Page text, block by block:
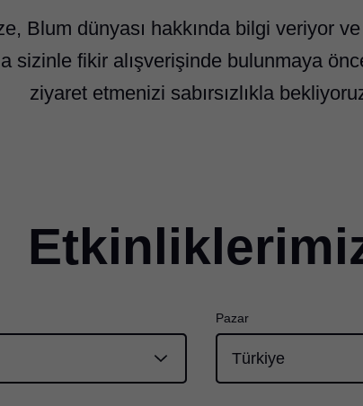
Blum dünyası hakkında bilgi veriyor
sizinle fikir alışverişinde bulunmaya
ziyaret etmenizi sabırsızlıkla
Pazar